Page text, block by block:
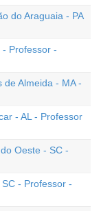
do Araguaia - PA
Professor -
de Almeida - MA -
- AL - Professor
Oeste - SC -
- Professor -